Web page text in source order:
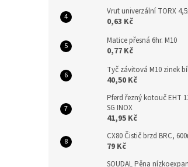
Vrut univerzální TORX
0,63 Kč
Matice přesná 6hr. M10
0,77 Kč
Tyč závitová M10 zinek
40,50 Kč
Pferd řezný kotouč EHT
SG INOX
41,95 Kč
CX80 Čistič brzd BRC,
79 Kč
SOUDAL Pěna